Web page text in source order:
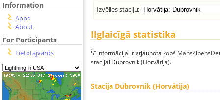
Information
Apps
About
For Participants
Lietotājvārds
Izvēlies staciju:
Ilglaicīgā statistika
Šī informācija ir atjaunota kopš
stacijai Dubrovnik (Horvātija).
Stacija Dubrovnik (Horvātija)